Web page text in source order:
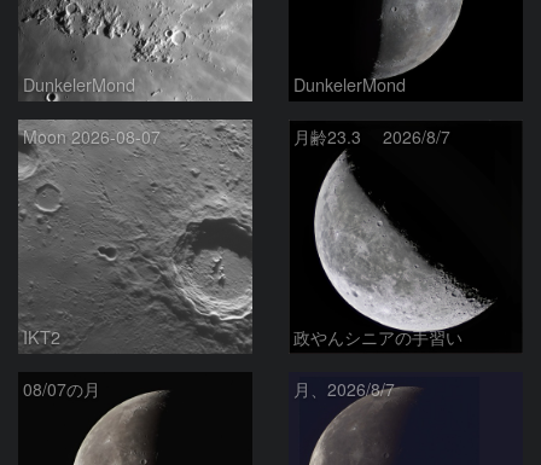
DunkelerMond DunkelerMond
Moon 2026-08-07
IKT2
月齢23.3 2026/8/7
政やんシニアの手習い
08/07の月 月、2026/8/7